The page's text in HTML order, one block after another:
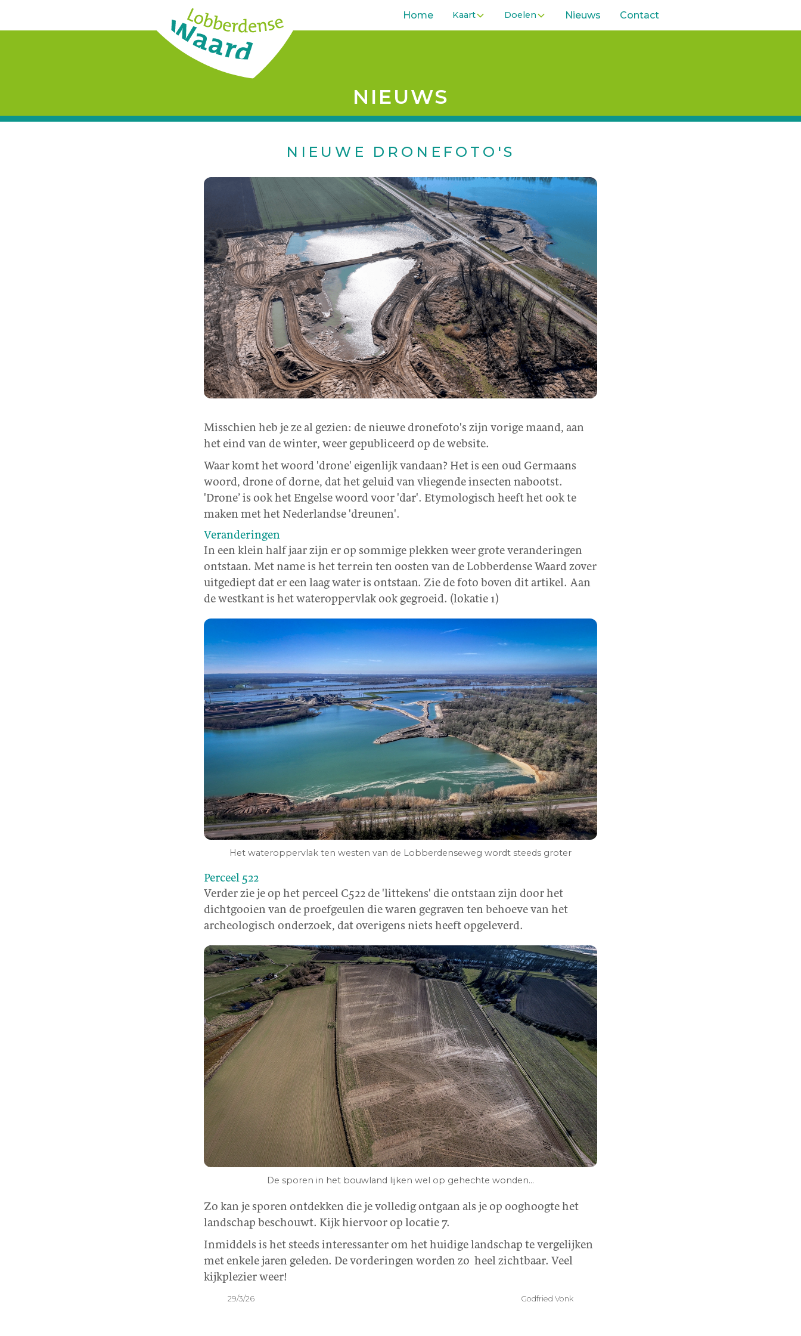
Home Kaart Doelen Nieuws Contact
NIEUWS
NIEUWE DRONEFOTO'S
Misschien heb je ze al gezien: de nieuwe dronefoto's zijn vorige maand, aan
het eind van de winter, weer gepubliceerd op de website.
Waar komt het woord 'drone' eigenlijk vandaan? Het is een oud Germaans
woord, drone of dorne, dat het geluid van vliegende insecten nabootst.
'Drone’ is ook het Engelse woord voor 'dar'. Etymologisch heeft het ook te
maken met het Nederlandse 'dreunen'.
Veranderingen
In een klein half jaar zijn er op sommige plekken weer grote veranderingen
ontstaan. Met name is het terrein ten oosten van de Lobberdense Waard zover
uitgediept dat er een laag water is ontstaan. Zie de foto boven dit artikel. Aan
de westkant is het wateroppervlak ook gegroeid. (lokatie 1)
Het wateroppervlak ten westen van de Lobberdenseweg wordt steeds groter
Perceel 522
Verder zie je op het perceel C522 de 'littekens' die ontstaan zijn door het
dichtgooien van de proefgeulen die waren gegraven ten behoeve van het
archeologisch onderzoek, dat overigens niets heeft opgeleverd.
De sporen in het bouwland lijken wel op gehechte wonden...
Zo kan je sporen ontdekken die je volledig ontgaan als je op ooghoogte het
landschap beschouwt. Kijk hiervoor op locatie 7.
Inmiddels is het steeds interessanter om het huidige landschap te vergelijken
met enkele jaren geleden. De vorderingen worden zo heel zichtbaar. Veel
kijkplezier weer!
29/3/26 Godfried Vonk